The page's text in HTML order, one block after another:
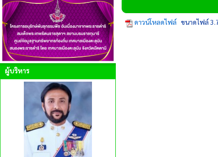
ผู้บริหาร
ดาวน์โหลดไฟล์ ขนาดไฟล์